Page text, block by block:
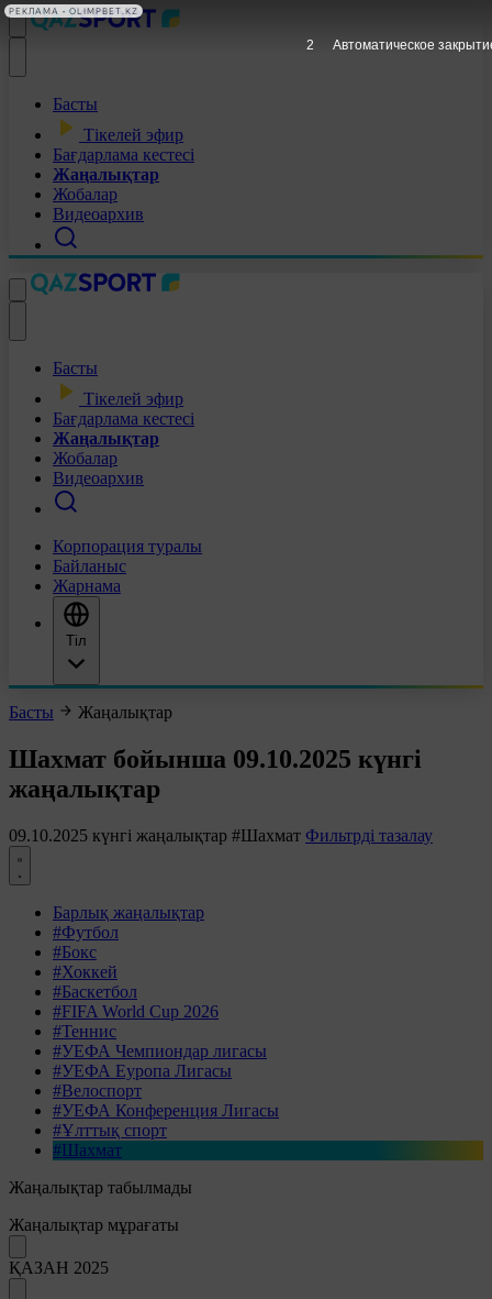
Басты
Тікелей эфир
Бағдарлама кестесі
Жаңалықтар
Жобалар
Видеоархив
Басты
Тікелей эфир
Бағдарлама кестесі
Жаңалықтар
Жобалар
Видеоархив
Корпорация туралы
Байланыс
Жарнама
Тіл
Басты Жаңалықтар
Шахмат бойынша 09.10.2025 күнгі
жаңалықтар
09.10.2025 күнгі жаңалықтар #Шахмат Фильтрді тазалау
Барлық жаңалықтар
#Футбол
#Бокс
#Хоккей
#Баскетбол
#FIFA World Cup 2026
#Теннис
#УЕФА Чемпиондар лигасы
#УЕФА Еуропа Лигасы
#Велоспорт
#УЕФА Конференция Лигасы
#Ұлттық спорт
#Шахмат
Жаңалықтар табылмады
Жаңалықтар мұрағаты
ҚАЗАН 2025
1 Автоматическое
РЕКЛАМА • OLIMPBET.KZ